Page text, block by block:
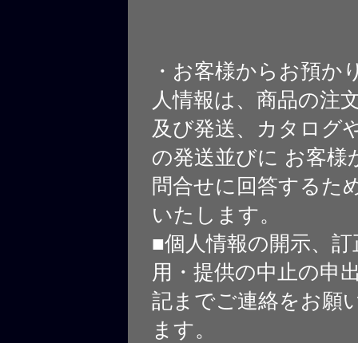
・お客様からお預か
人情報は、商品の注
及び発送、カタログ
の発送並びに お客様
問合せに回答するた
いたします。
■個人情報の開示、
用・提供の中止の申
記までご連絡をお願
ます。